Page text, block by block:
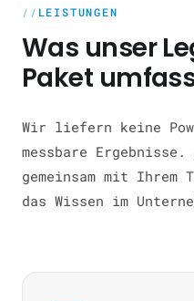
LEISTUNGEN
Was unser
Paket
Wir liefern keine
messbare
gemeinsam mit Ihrem
das Wissen im